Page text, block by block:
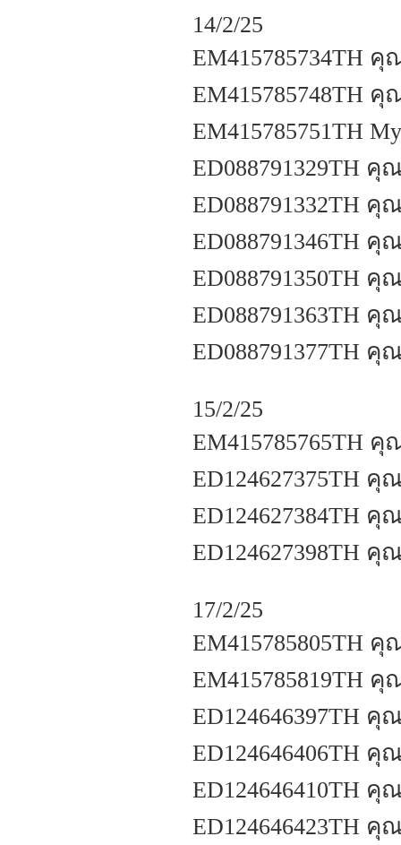
14/2/25
EM415785734TH
EM415785748TH
EM415785751TH
ED088791329TH
ED088791332TH
ED088791346TH
ED088791350TH
ED088791363TH
ED088791377TH คุ
15/2/25
EM415785765TH
ED124627375TH
ED124627384TH
ED124627398TH
17/2/25
EM415785805TH
EM415785819TH
ED124646397TH
ED124646406TH
ED124646410TH
ED124646423TH